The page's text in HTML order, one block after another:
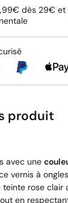
dès 29€
produit
avec une
vernis à
teinte rose clair
en